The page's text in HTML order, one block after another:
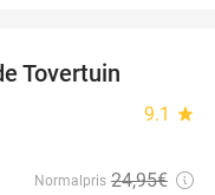
Tovertuin
9.1 star
Normalpris 24,95€